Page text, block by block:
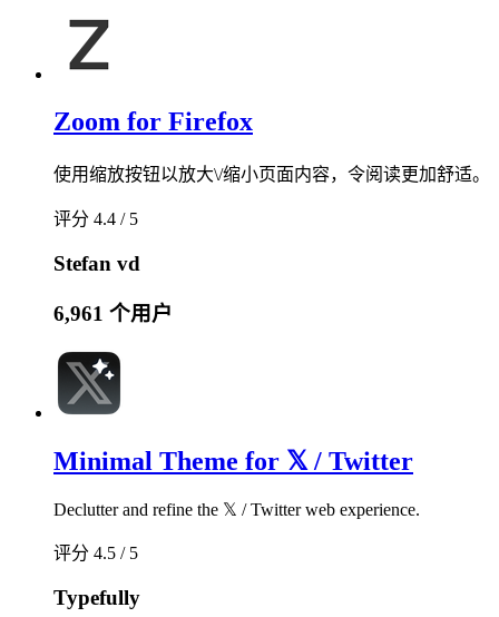
Zoom for Firefox
使用缩放按钮以放大\/缩小页面内容，令阅读更加舒适。
评分 4.4 / 5
Stefan vd
6,961 个用户
Minimal Theme for 𝕏 / Twitter
Declutter and refine the 𝕏 / Twitter web experience.
评分 4.5 / 5
Typefully